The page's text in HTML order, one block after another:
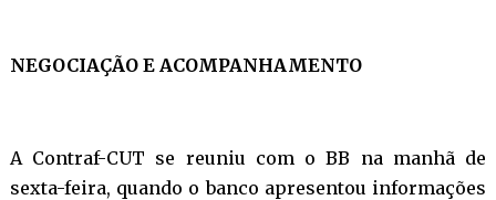
NEGOCIAÇÃO E ACOMPANHAMENTO
A Contraf-CUT se reuniu com o BB na manhã de
sexta-feira, quando o banco apresentou informações